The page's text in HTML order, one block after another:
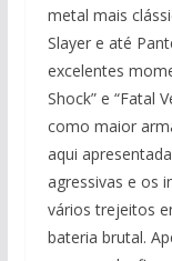
metal mais
Slayer e até
excelentes
Shock” e “Fatal
como maior
aqui
agressivas e os
vários trejeitos
bateria brutal.